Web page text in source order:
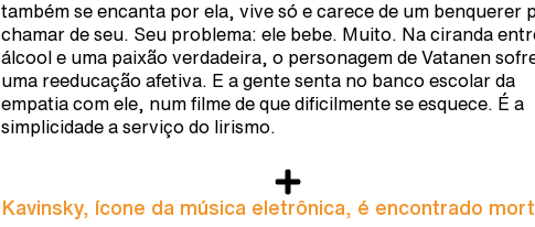
também se encanta por ela, vive só e carece de um benquerer
chamar de seu. Seu problema: ele bebe. Muito. Na ciranda
álcool e uma paixão verdadeira, o personagem de Vatanen
uma reeducação afetiva. E a gente senta no banco escolar da
empatia com ele, num filme de que dificilmente se esquece. É a
simplicidade a serviço do lirismo.
Kavinsky, ícone da música eletrônica, é encontrado